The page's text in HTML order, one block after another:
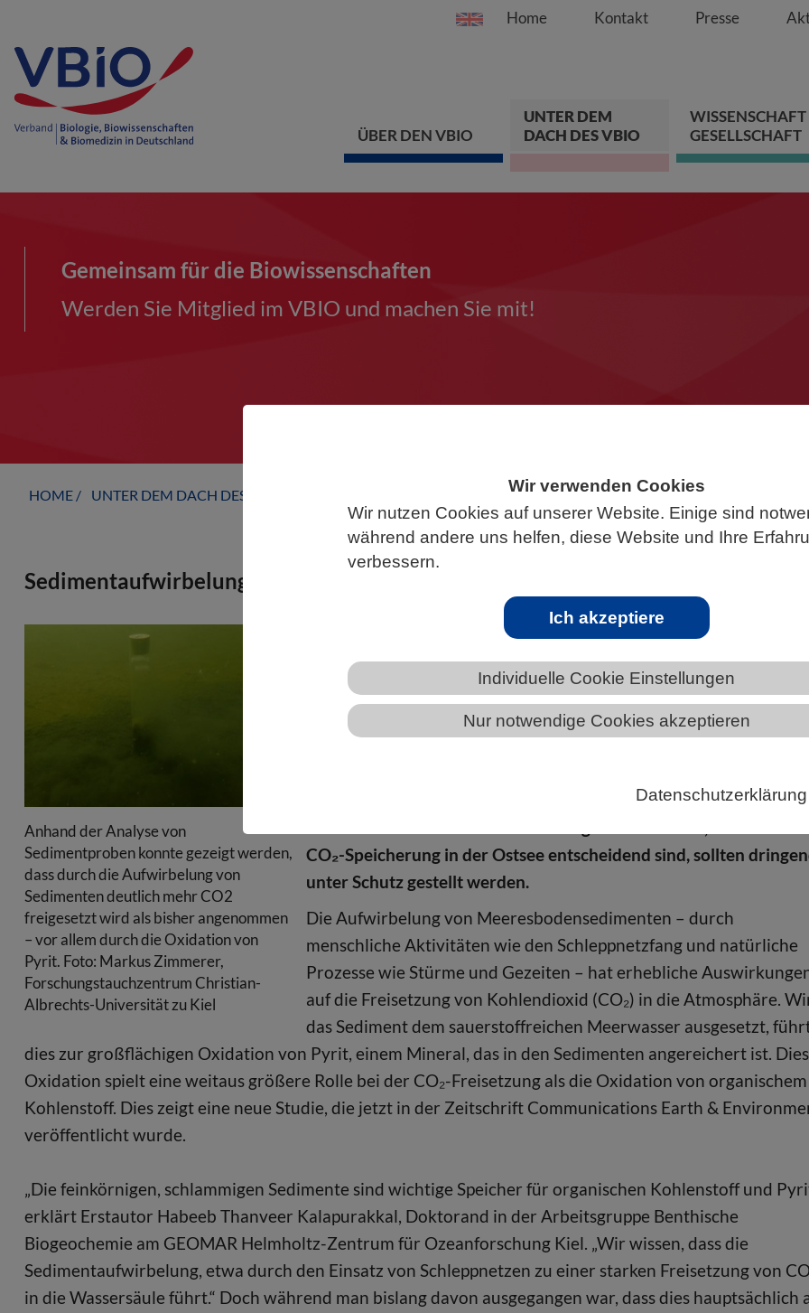
Wir verwenden Cookies
Wir nutzen Cookies auf unserer Website. Einige sind
während andere uns helfen, diese Website und Ihre
verbessern.
Ich akzeptiere
Individuelle Cookie Einstellungen
Nur notwendige Cookies akzeptieren
Datenschutzerklärung
Springe direkt zu:
Zum Hauptinhalt
Zur Hauptnavigation
Zur Footer-
Home Kontakt Presse
ÜBER DEN VBIO
UNTER DEM
DACH DES VBIO
GESELLSCHAFT
Gemeinsam für die Biowissenschaften
Werden Sie Mitglied im VBIO und machen Sie mit!
HOME UNTER DEM DACH DES VBIO SAARLAND NEWS AUS DEM SAARLAND
Sedimentaufwirbelung durch Schleppnetzfang verringert CO2-Aufnahme
Anhand der Analyse von
Sedimentproben konnte gezeigt werden,
dass durch die Aufwirbelung von
Sedimenten deutlich mehr CO2
freigesetzt wird als bisher angenommen
– vor allem durch die Oxidation von
Pyrit. Foto: Markus Zimmerer,
Forschungstauchzentrum Christian-
Albrechts-Universität zu Kiel
Wenn Schleppnetze über den Meeresgrund gezogen werden,
wirbeln sie Sediment auf. Dabei wird nicht nur organischer
Kohlenstoff wieder freigesetzt, sondern auch die Oxidation von
Pyrit verstärkt, was zu einer zusätzlichen Freisetzung von
geochemischen Folgen untersucht hat. Ihr Fazit: Besonders
CO₂-Speicherung in der Ostsee entscheidend sind, sollten
unter Schutz gestellt werden.
Die Aufwirbelung von Meeresbodensedimenten – durch
menschliche Aktivitäten wie den Schleppnetzfang und natürliche
Prozesse wie Stürme und Gezeiten – hat erhebliche
auf die Freisetzung von Kohlendioxid (CO₂) in die Atmosphäre.
das Sediment dem sauerstoffreichen Meerwasser ausgesetzt,
dies zur großflächigen Oxidation von Pyrit, einem Mineral, das in den Sedimenten angereichert ist.
Oxidation spielt eine weitaus größere Rolle bei der CO₂-Freisetzung als die Oxidation von organischem
Kohlenstoff. Dies zeigt eine neue Studie, die jetzt in der Zeitschrift Communications Earth &
veröffentlicht wurde.
„Die feinkörnigen, schlammigen Sedimente sind wichtige Speicher für organischen Kohlenstoff und
erklärt Erstautor Habeeb Thanveer Kalapurakkal, Doktorand in der Arbeitsgruppe Benthische
Biogeochemie am GEOMAR Helmholtz-Zentrum für Ozeanforschung Kiel. „Wir wissen, dass die
Sedimentaufwirbelung, etwa durch den Einsatz von Schleppnetzen zu einer starken Freisetzung von
in die Wassersäule führt.“ Doch während man bislang davon ausgegangen war, dass dies hauptsächlich